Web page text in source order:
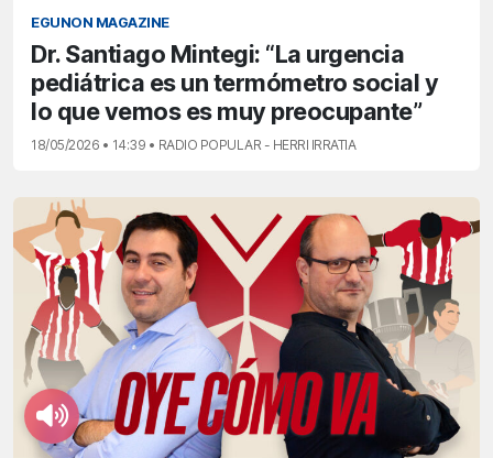
EGUNON MAGAZINE
Dr. Santiago Mintegi: “La urgencia
pediátrica es un termómetro social y
lo que vemos es muy preocupante”
18/05/2026 • 14:39 • RADIO POPULAR - HERRI IRRATIA